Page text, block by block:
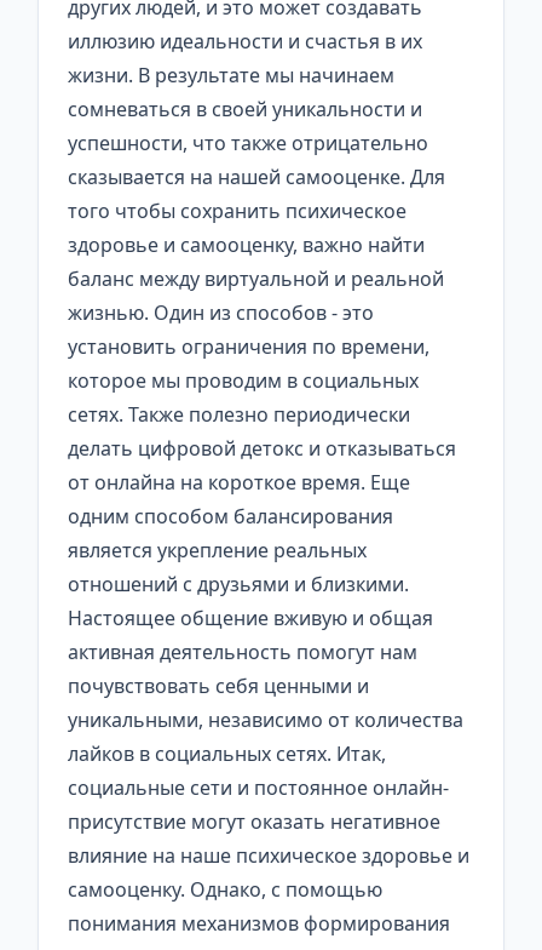
других людей, и это может создавать
иллюзию идеальности и счастья в их
жизни. В результате мы начинаем
сомневаться в своей уникальности и
успешности, что также отрицательно
сказывается на нашей самооценке. Для
того чтобы сохранить психическое
здоровье и самооценку, важно найти
баланс между виртуальной и реальной
жизнью. Один из способов - это
установить ограничения по времени,
которое мы проводим в социальных
сетях. Также полезно периодически
делать цифровой детокс и отказываться
от онлайна на короткое время. Еще
одним способом балансирования
является укрепление реальных
отношений с друзьями и близкими.
Настоящее общение вживую и общая
активная деятельность помогут нам
почувствовать себя ценными и
уникальными, независимо от количества
лайков в социальных сетях. Итак,
социальные сети и постоянное онлайн-
присутствие могут оказать негативное
влияние на наше психическое здоровье и
самооценку. Однако, с помощью
понимания механизмов формирования